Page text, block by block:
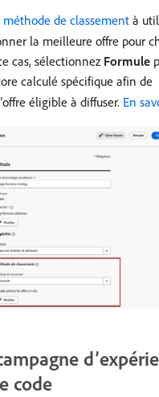
méthode de classement à
la meilleure offre pour
cas, sélectionnez Formule
calculé spécifique afin de
éligible à diffuser. En
code